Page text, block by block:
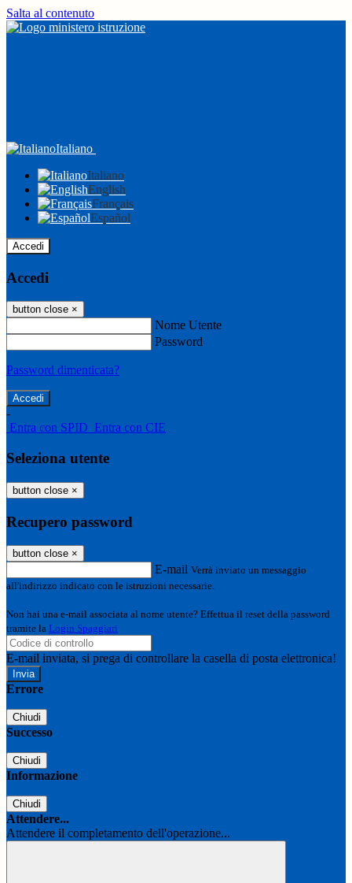
Salta al contenuto
Italiano
Italiano
English
Français
Español
Accedi
Accedi
button close ×
Nome Utente
Password
Password dimenticata?
-
Entra con SPID Entra con CIE
Seleziona utente
button close ×
Recupero password
button close ×
E-mail Verrà inviato un messaggio
all'indirizzo indicato con le istruzioni necessarie.
Non hai una e-mail associata al nome utente? Effettua il reset della password
tramite la Login Spaggiari
E-mail inviata, si prega di controllare la casella di posta elettronica!
Errore
Chiudi
Successo
Chiudi
Informazione
Chiudi
Attendere...
Attendere il completamento dell'operazione...